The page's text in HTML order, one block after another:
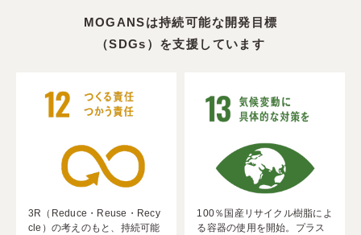
MOGANSは持続可能な開発目標
（SDGs）を支援しています
3R（Reduce・Reuse・Recy
cle）の考えのもと、持続可能
100％国産リサイクル樹脂によ
る容器の使用を開始。プラス